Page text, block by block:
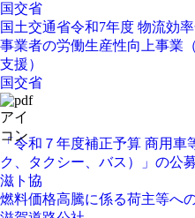
国交省
国土交通省令和7年度 物流効
事業者の労働生産性向上事業
支援）
国交省
「令和７年度補正予算 商用車
ク、タクシー、バス）」の公
滋ト協
燃料価格高騰に係る荷主等へ